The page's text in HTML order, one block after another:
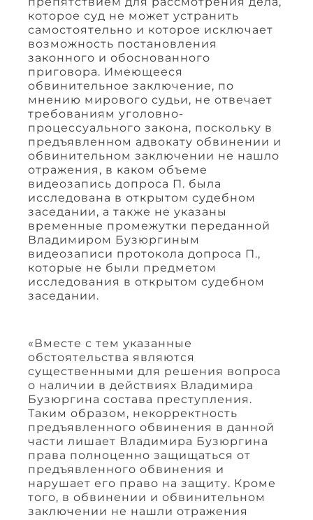
которое суд не может устранить
самостоятельно и которое исключает
возможность постановления
законного и обоснованного
приговора. Имеющееся
обвинительное заключение, по
мнению мирового судьи, не отвечает
требованиям уголовно-
процессуального закона, поскольку в
предъявленном адвокату обвинении и
обвинительном заключении не нашло
отражения, в каком объеме
видеозапись допроса П. была
исследована в открытом судебном
заседании, а также не указаны
временные промежутки переданной
Владимиром Бузюргиным
видеозаписи протокола допроса П.,
которые не были предметом
исследования в открытом судебном
заседании.
«Вместе с тем указанные
обстоятельства являются
существенными для решения вопроса
о наличии в действиях Владимира
Бузюргина состава преступления.
Таким образом, некорректность
предъявленного обвинения в данной
части лишает Владимира Бузюргина
права полноценно защищаться от
предъявленного обвинения и
нарушает его право на защиту. Кроме
того, в обвинении и обвинительном
заключении не нашли отражения